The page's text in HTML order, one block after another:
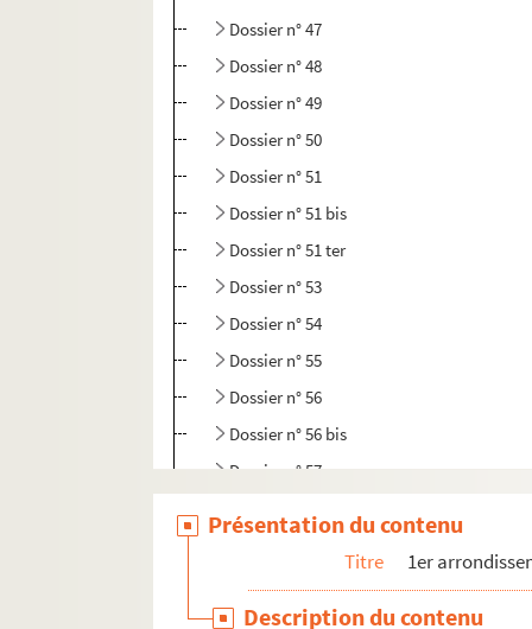
Dossier n° 47
Dossier n° 48
Dossier n° 49
Dossier n° 50
Dossier n° 51
Dossier n° 51 bis
Dossier n° 51 ter
Dossier n° 53
Dossier n° 54
Dossier n° 55
Dossier n° 56
Dossier n° 56 bis
Dossier n° 57
Dossier n° 62
Présentation du contenu
Titre 1er
Description du contenu